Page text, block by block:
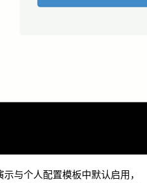
示与个人配置模板中默认启用，